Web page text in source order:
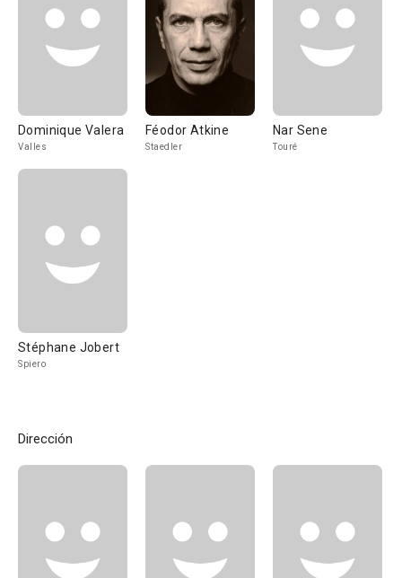
Dominique Valera
Valles
Féodor Atkine
Staedler
Nar Sene
Touré
Stéphane Jobert
Spiero
Dirección